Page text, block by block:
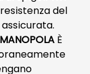
del
È